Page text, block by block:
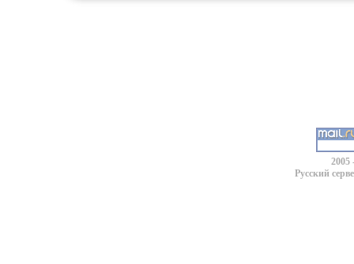
2005
Русский